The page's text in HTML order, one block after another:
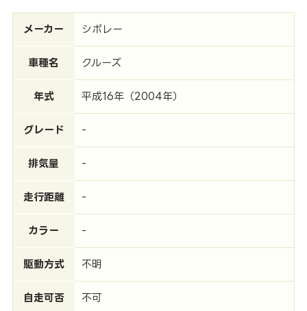
メーカー シボレー
車種名 クルーズ
年式 平成16年（2004年）
グレード -
排気量 -
走行距離 -
カラー -
駆動方式 不明
自走可否 不可